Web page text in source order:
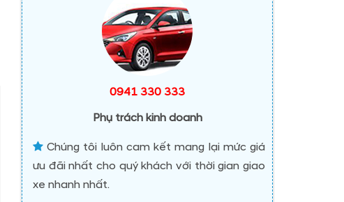
0941 330 333
Phụ trách kinh doanh
Chúng tôi luôn cam kết mang lại mức giá
ưu đãi nhất cho quý khách với thời gian giao
xe nhanh nhất.